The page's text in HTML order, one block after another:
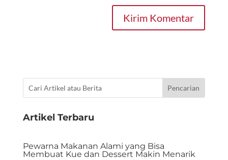
Kirim Komentar
Artikel Terbaru
Pewarna Makanan Alami yang Bisa
Membuat Kue dan Dessert Makin Menarik